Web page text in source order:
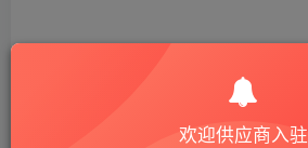
THE END
欢迎供应商入驻